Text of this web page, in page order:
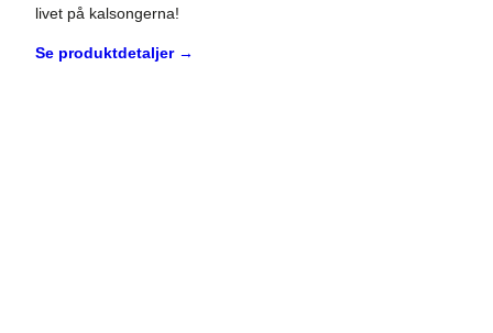
livet på kalsongerna!
Se produktdetaljer →